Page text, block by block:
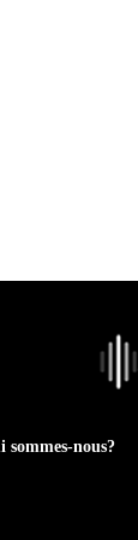
sommes-nous?